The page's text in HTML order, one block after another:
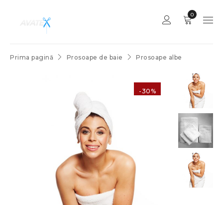
0
Prima pagină Prosoape de baie Prosoape albe
-30%